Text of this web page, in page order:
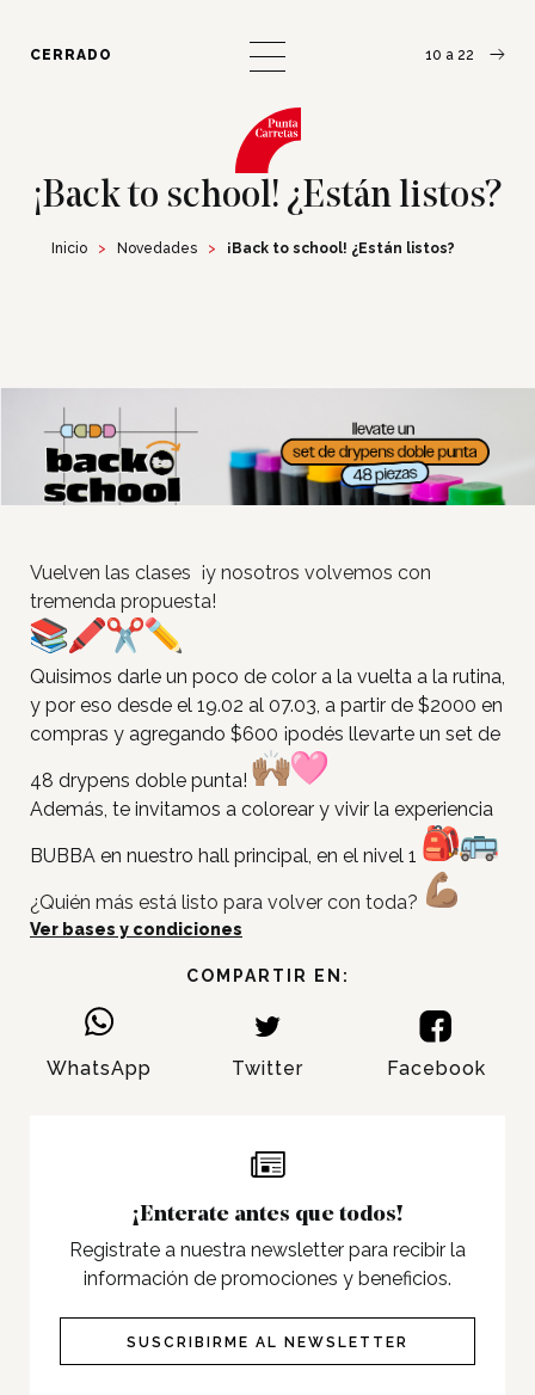
¿Cómo llegar? Escribinos
Inicio
Tiendas
Novedades
Gift Cards y Colectivos
Cine
Servicios
Nosotros
CERRADO 10 a 22
Inicio Novedades ¡Back to school! ¿Están listos?
¡Back to school! ¿Están listos?
Vuelven las clases ¡y nosotros volvemos con
tremenda propuesta!
Quisimos darle un poco de color a la vuelta a la rutina,
y por eso desde el 19.02 al 07.03, a partir de $2000 en
compras y agregando $600 ¡podés llevarte un set de
48 drypens doble punta!
Además, te invitamos a colorear y vivir la experiencia
BUBBA en nuestro hall principal, en el nivel 1
¿Quién más está listo para volver con toda?
Ver bases y condiciones
¡Enterate antes que todos!
Registrate a nuestra newsletter para recibir la
información de promociones y beneficios.
SUSCRIBIRME AL NEWSLETTER
COMPARTIR EN:
WhatsApp Twitter Facebook